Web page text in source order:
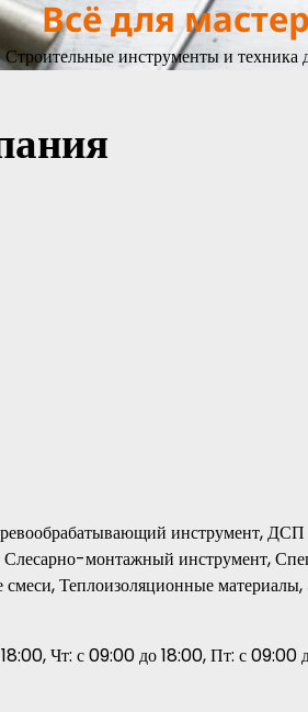
Всё для
Строительные инструменты и техника
инструмент,
монтажный инструмент,
Теплоизоляционные материалы,
Чт: с 09:00 до 18:00, Пт: с 09:00